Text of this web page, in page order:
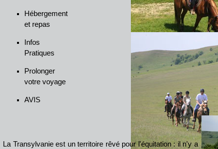
Hébergement
et repas
Infos
Pratiques
Prolonger
votre voyage
AVIS
La Transylvanie est un territoire rêvé pour l'équitation : il n'y a